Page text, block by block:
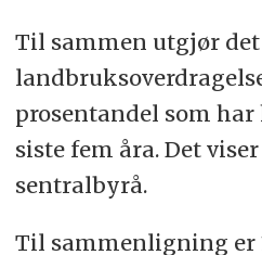
Til sammen utgjør det
prosentandel som
siste fem åra. Det
sentralbyrå.
Til sammenligning er